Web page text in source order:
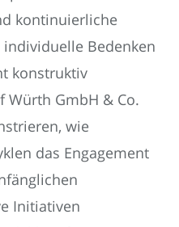
kontinuierliche
individuelle Bedenken
konstruktiv
Würth GmbH & Co.
wie
das Engagement
Initiativen